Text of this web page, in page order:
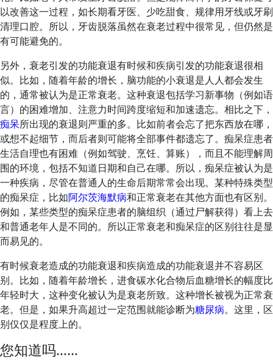
以改善这一过程，如长期看牙医、少吃甜食、规律用牙线或牙刷
清理口腔。所以，牙齿脱落虽然在衰老过程中很常见，但仍然是
有可能避免的。
另外，衰老引发的功能衰退有时候和疾病引发的功能衰退很相
似。比如，随着年龄的增长，脑功能的小衰退是人人都会发生
的，通常被认为是正常衰老。这种衰退包括学习新事物（例如语
言）的困难增加、注意力时间跨度缩短和加速遗忘。相比之下，
痴呆所出现的衰退则严重的多。比如前者会忘了把东西放在哪，
或想不起细节，而后者则可能将全部事件都遗忘了。痴呆症患者
生活自理也有困难（例如驾驶、烹饪、算账），而且不能理解周
围的环境，包括不知道日期和自己在哪。所以，痴呆症被认为是
一种疾病，尽管在普通人的生命后期常常会出现。某种特殊类型
的痴呆症，比如阿尔茨海默病和正常衰老在其他方面也有区别。
例如，某些类型的痴呆症患者的脑组织（通过尸解获得）看上去
和普通老年人是不同的。所以正常衰老和痴呆症的区别往往是显
而易见的。
有时候衰老造成的功能衰退和疾病造成的功能衰退并不容易区
别。比如，随着年龄增长，进食碳水化合物后血糖增长的幅度比
年轻时大，这种变化被认为是衰老所致。这种增长被视为正常衰
老。但是，如果升高超过一定范围就能诊断为糖尿病。这里，区
别仅仅是程度上的。
您知道吗……